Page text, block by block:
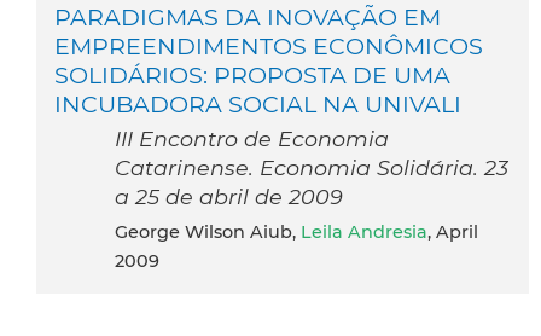
PARADIGMAS DA INOVAÇÃO EM
EMPREENDIMENTOS ECONÔMICOS
SOLIDÁRIOS: PROPOSTA DE UMA
INCUBADORA SOCIAL NA UNIVALI
III Encontro de Economia
Catarinense. Economia Solidária. 23
a 25 de abril de 2009
George Wilson Aiub, Leila Andresia, April
2009